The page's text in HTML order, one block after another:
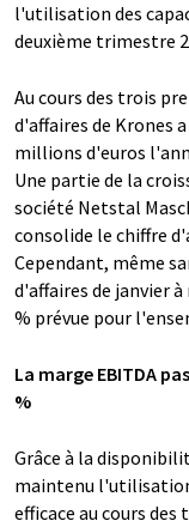
l'utilisation des
deuxième trimestre
Au cours des trois
d'affaires de Krones
millions d'euros
Une partie de la
société Netstal
consolide le chiffre
Cependant, même
d'affaires de janvier
% prévue pour
La marge EBITDA
%
Grâce à la
maintenu l'utilisation
efficace au cours